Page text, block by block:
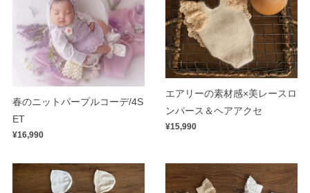
春のニットパープルコーデ/4S
ET
¥16,990
エアリーの素材感×美レースロ
ンパース＆ヘアアクセ
¥15,990